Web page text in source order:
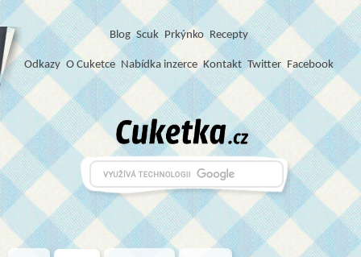
Blog Scuk Prkýnko Recepty
Odkazy O Cuketce Nabídka inzerce Kontakt Twitter Facebook